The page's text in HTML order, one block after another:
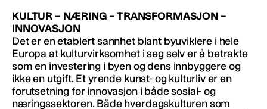
KULTUR – NÆRING – TRANSFORMASJON –
INNOVASJON
Det er en etablert sannhet blant byuviklere i hele
Europa at kulturvirksomhet i seg selv er å betrakte
som en investering i byen og dens innbyggere og
ikke en utgift. Et yrende kunst- og kulturliv er en
forutsetning for innovasjon i både sosial- og
næringssektoren. Både hverdagskulturen som